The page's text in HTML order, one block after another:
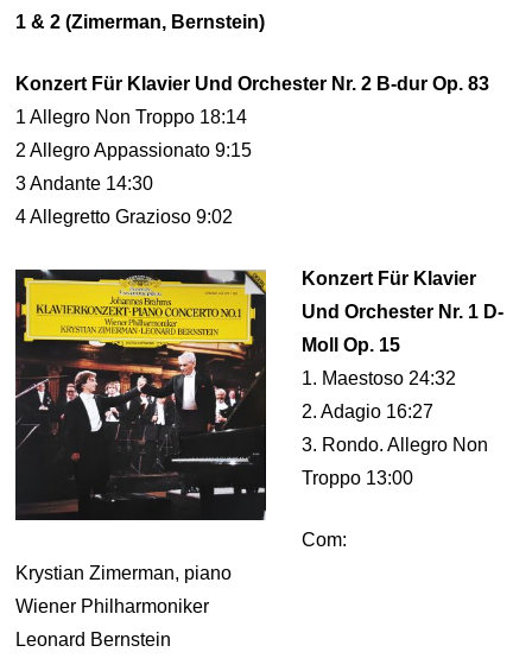
1 & 2 (Zimerman, Bernstein)
Konzert Für Klavier Und Orchester Nr. 2 B-dur Op. 83
1 Allegro Non Troppo 18:14
2 Allegro Appassionato 9:15
3 Andante 14:30
4 Allegretto Grazioso 9:02
Konzert Für Klavier
Und Orchester Nr. 1 D-
Moll Op. 15
1. Maestoso 24:32
2. Adagio 16:27
3. Rondo. Allegro Non
Troppo 13:00
Com:
Krystian Zimerman, piano
Wiener Philharmoniker
Leonard Bernstein